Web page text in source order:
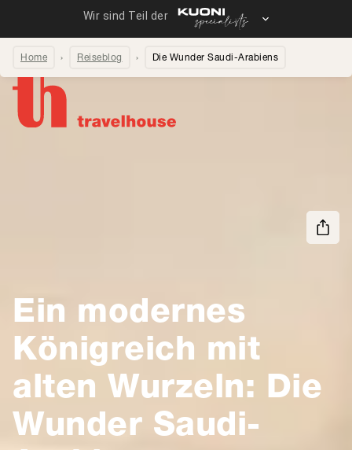
Home Reiseblog Die Wunder Saudi-Arabiens
Ein modernes
Königreich mit
alten Wurzeln: Die
Wunder Saudi-